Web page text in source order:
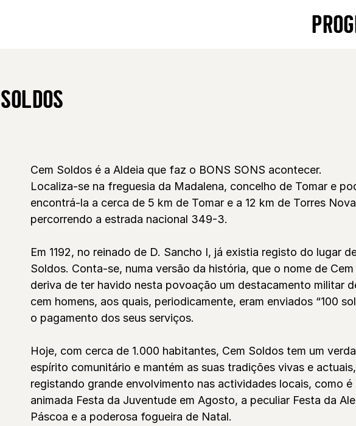
Cem Soldos é a Aldeia que faz o BONS SONS acontecer.
Localiza-se na freguesia da Madalena, concelho de Tomar e
encontrá-la a cerca de 5 km de Tomar e a 12 km de Torres
percorrendo a estrada nacional 349-3.
Em 1192, no reinado de D. Sancho I, já existia registo do lugar
Soldos. Conta-se, numa versão da história, que o nome de
deriva de ter havido nesta povoação um destacamento militar
cem homens, aos quais, periodicamente, eram enviados “100
o pagamento dos seus serviços.
Hoje, com cerca de 1.000 habitantes, Cem Soldos tem um
espírito comunitário e mantém as suas tradições vivas e actuais,
registando grande envolvimento nas actividades locais, como é
animada Festa da Juventude em Agosto, a peculiar Festa da
Páscoa e a poderosa fogueira de Natal.